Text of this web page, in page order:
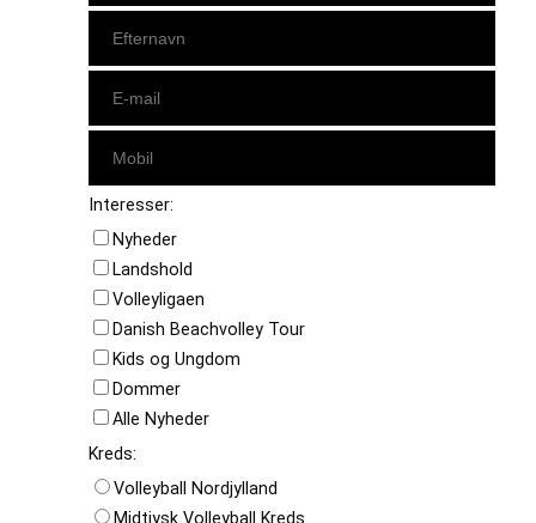
Interesser:
Nyheder
Landshold
Volleyligaen
Danish Beachvolley Tour
Kids og Ungdom
Dommer
Alle Nyheder
Kreds:
Volleyball Nordjylland
Midtjysk Volleyball Kreds